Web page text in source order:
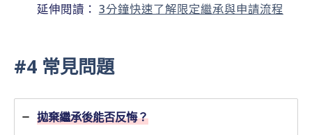
延伸閱讀： 3分鐘快速了解限定繼承與申請流程
#4 常見問題
拋棄繼承後能否反悔？